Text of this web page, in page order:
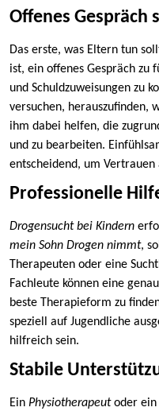
Offenes Gespräch
Das erste, was Eltern tun
ist, ein offenes Gespräch zu
und Schuldzuweisungen zu
versuchen, herauszufinden,
ihm dabei helfen, die
und zu bearbeiten.
entscheidend, um Vertrauen
Professionelle
Drogensucht bei Kindern
mein Sohn Drogen nimmt,
Therapeuten oder eine
Fachleute können eine
beste Therapieform zu
speziell auf Jugendliche
hilfreich sein.
Stabile
Ein Physiotherapeutoder ein